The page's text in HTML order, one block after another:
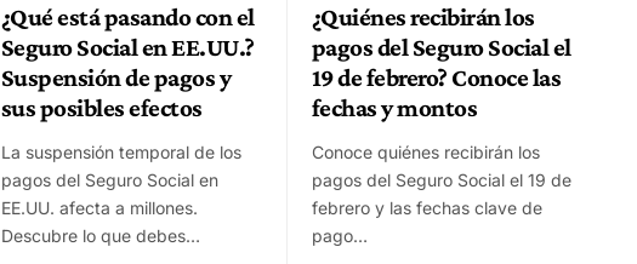
¿Qué está pasando con el
Seguro Social en EE.UU.?
Suspensión de pagos y
sus posibles efectos
La suspensión temporal de los
pagos del Seguro Social en
EE.UU. afecta a millones.
Descubre lo que debes…
¿Quiénes recibirán los
pagos del Seguro Social el
19 de febrero? Conoce las
fechas y montos
Conoce quiénes recibirán los
pagos del Seguro Social el 19 de
febrero y las fechas clave de
pago…